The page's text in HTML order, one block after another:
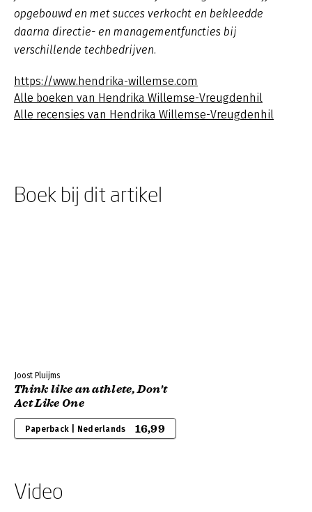
opgebouwd en met succes verkocht en bekleedde
daarna directie- en managementfuncties bij
verschillende techbedrijven.
https://www.hendrika-willemse.com
Alle boeken van Hendrika Willemse-Vreugdenhil
Alle recensies van Hendrika Willemse-Vreugdenhil
Boek bij dit artikel
Joost Pluijms
Think like an athlete, Don't
Act Like One
Paperback | Nederlands 16,99
Video